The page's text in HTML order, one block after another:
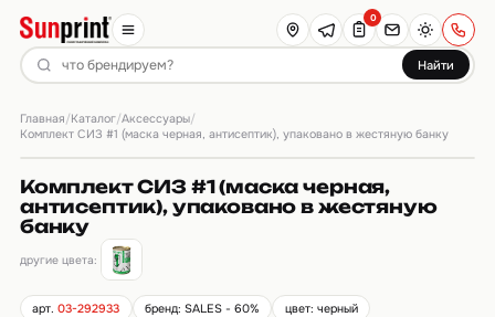
Найти
0
Главная/Каталог/Аксессуары/
Комплект СИЗ #1 (маска черная, антисептик), упаковано в жестяную банку
Комплект СИЗ #1 (маска черная,
антисептик), упаковано в жестяную
банку
другие цвета:
арт.03-292933 бренд: SALES - 60%
цвет: черный